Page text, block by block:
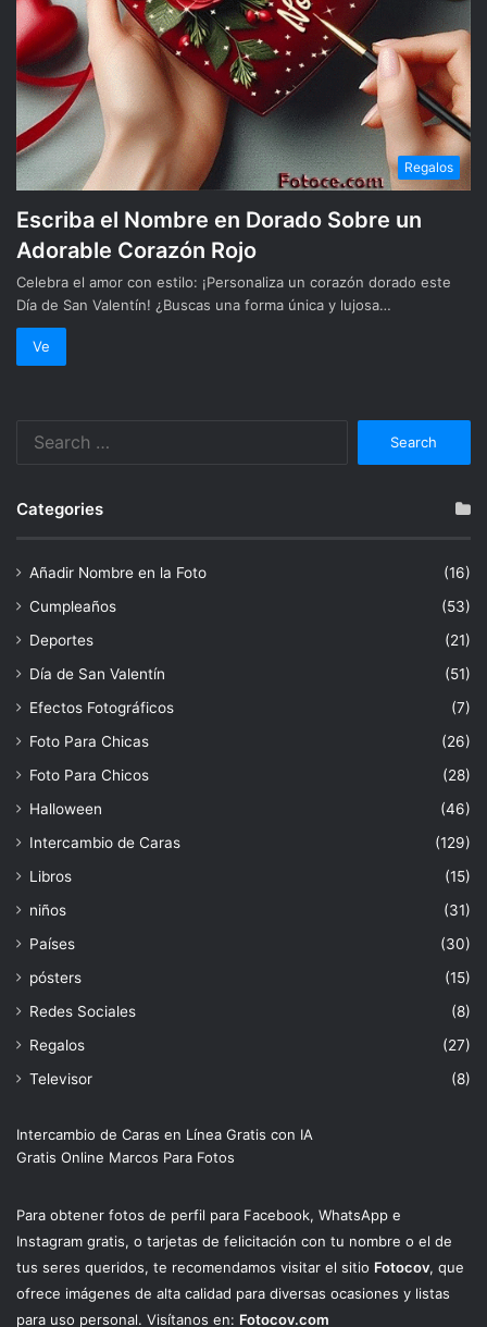
Regalos
Escriba el Nombre en Dorado Sobre un
Adorable Corazón Rojo
Celebra el amor con estilo: ¡Personaliza un corazón dorado este
Día de San Valentín! ¿Buscas una forma única y lujosa…
Ve
Categories
Añadir Nombre en la Foto
(16)
Cumpleaños
(53)
Deportes
(21)
Día de San Valentín
(51)
Efectos Fotográficos
(7)
Foto Para Chicas
(26)
Foto Para Chicos
(28)
Halloween
(46)
Intercambio de Caras
(129)
Libros
(15)
niños
(31)
Países
(30)
pósters
(15)
Redes Sociales
(8)
Regalos
(27)
Televisor
(8)
Intercambio de Caras en Línea Gratis con IA
Gratis Online Marcos Para Fotos
Para obtener fotos de perfil para Facebook, WhatsApp e
Instagram gratis, o tarjetas de felicitación con tu nombre o el de
tus seres queridos, te recomendamos visitar el sitio Fotocov, que
ofrece imágenes de alta calidad para diversas ocasiones y listas
para uso personal. Visítanos en: Fotocov.com